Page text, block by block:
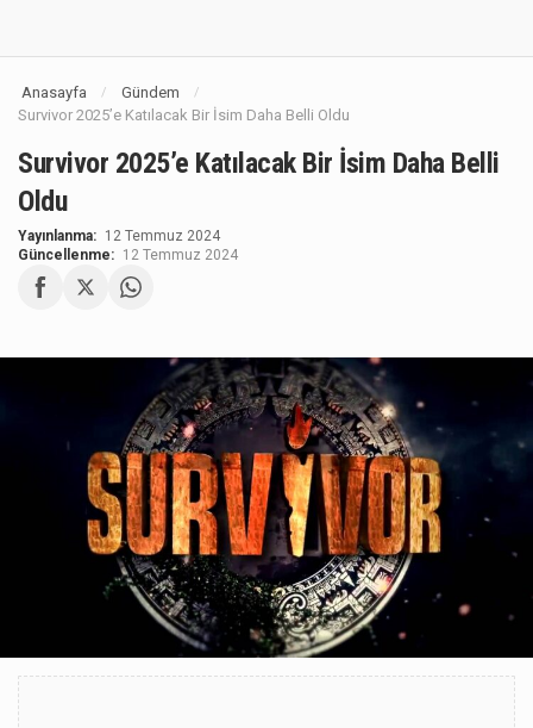
Anasayfa / Gündem /
Survivor 2025’e Katılacak Bir İsim Daha Belli Oldu
Survivor 2025’e Katılacak Bir İsim Daha Belli
Oldu
Yayınlanma: 12 Temmuz 2024
Güncellenme: 12 Temmuz 2024